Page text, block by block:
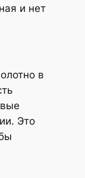
и нет
в
Это